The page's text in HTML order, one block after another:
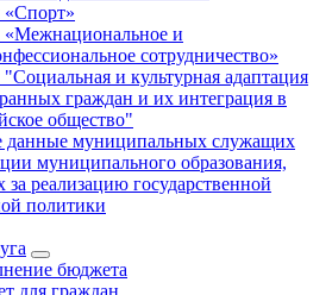
«Спорт»
«Межнациональное и
сотрудничество»
и культурная адаптация
граждан и их интеграция в
общество"
данные муниципальных служащих
муниципального образования,
реализацию государственной
политики
бюджета